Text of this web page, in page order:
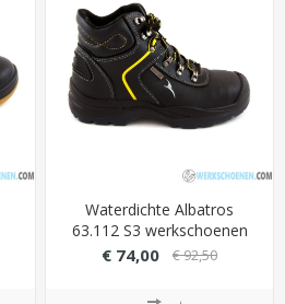
Waterdichte Albatros
63.112 S3 werkschoenen
met COA.TEX
€ 74,00 € 92,50